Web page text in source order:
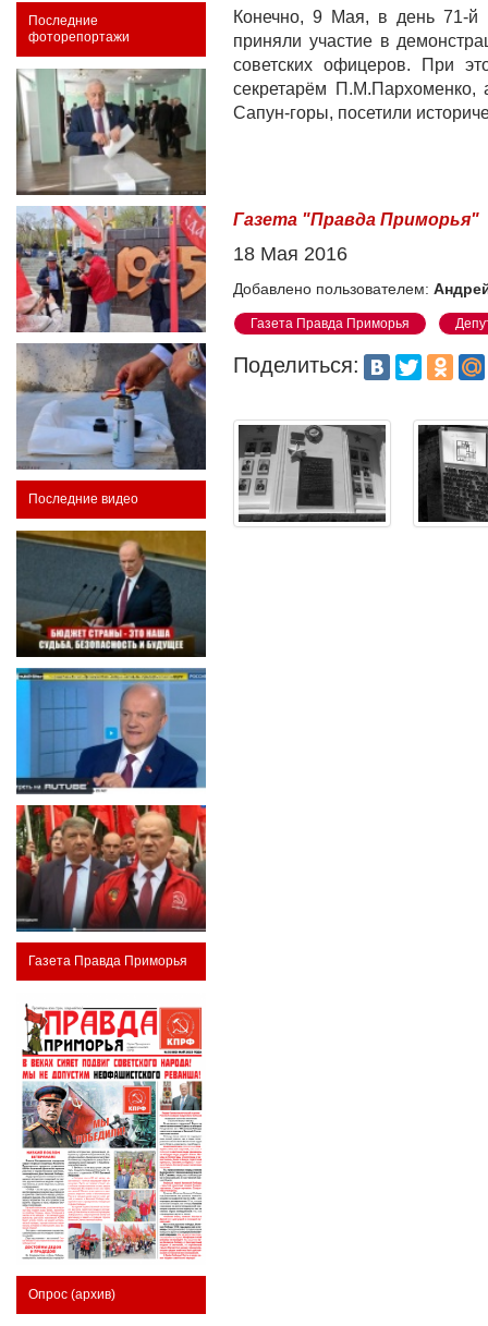
Последние
фоторепортажи
Последние видео
Газета Правда Приморья
Опрос (архив)
Конечно, 9 Мая, в день 71-й
приняли участие в
советских офицеров. При
секретарём П.М.Пархоменко,
Сапун-горы, посетили
Газета "Правда Приморья"
18 Мая 2016
Добавлено пользователем:
Газета Правда Приморья
Поделиться: